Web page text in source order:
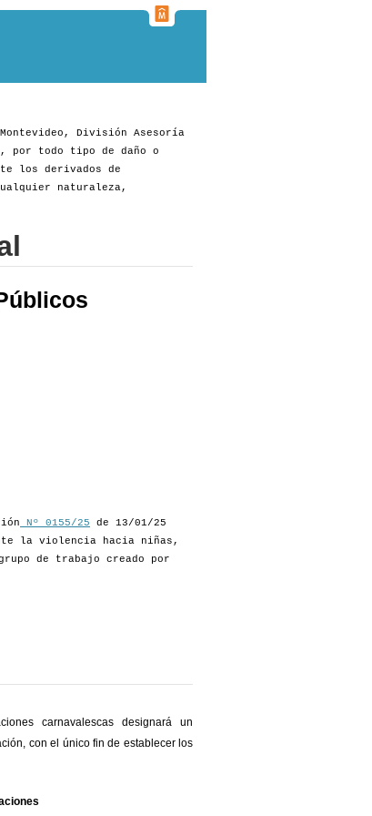
División Asesoría
por todo tipo de daño o
los derivados de
naturaleza,
Nº 0155/25 de 13/01/25
la violencia hacia niñas,
de trabajo creado por
carnavalescas designará un
con el único fin de establecer los